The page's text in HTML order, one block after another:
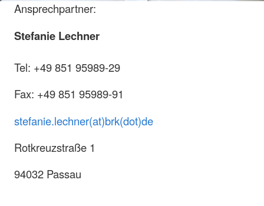
Ansprechpartner:
Stefanie Lechner
Tel: +49 851 95989-29
Fax: +49 851 95989-91
stefanie.lechner(at)brk(dot)de
Rotkreuzstraße 1
94032 Passau